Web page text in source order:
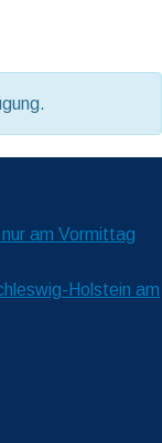
am Vormittag
Holstein am